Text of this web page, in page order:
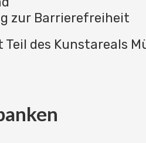
zur Barrierefreiheit
Teil des Kunstareals